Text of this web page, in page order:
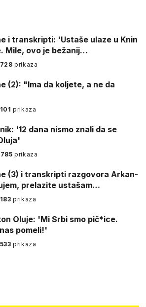
i transkripti: 'Ustaše ulaze u Knin
Mile, ovo je bežanij…
prikaza
(2): "Ima da koljete, a ne da
prikaza
'12 dana nismo znali da se
prikaza
(3) i transkripti razgovora Arkan-
prelazite ustašam…
prikaza
Oluje: 'Mi Srbi smo pič*ice.
pomeli!'
prikaza